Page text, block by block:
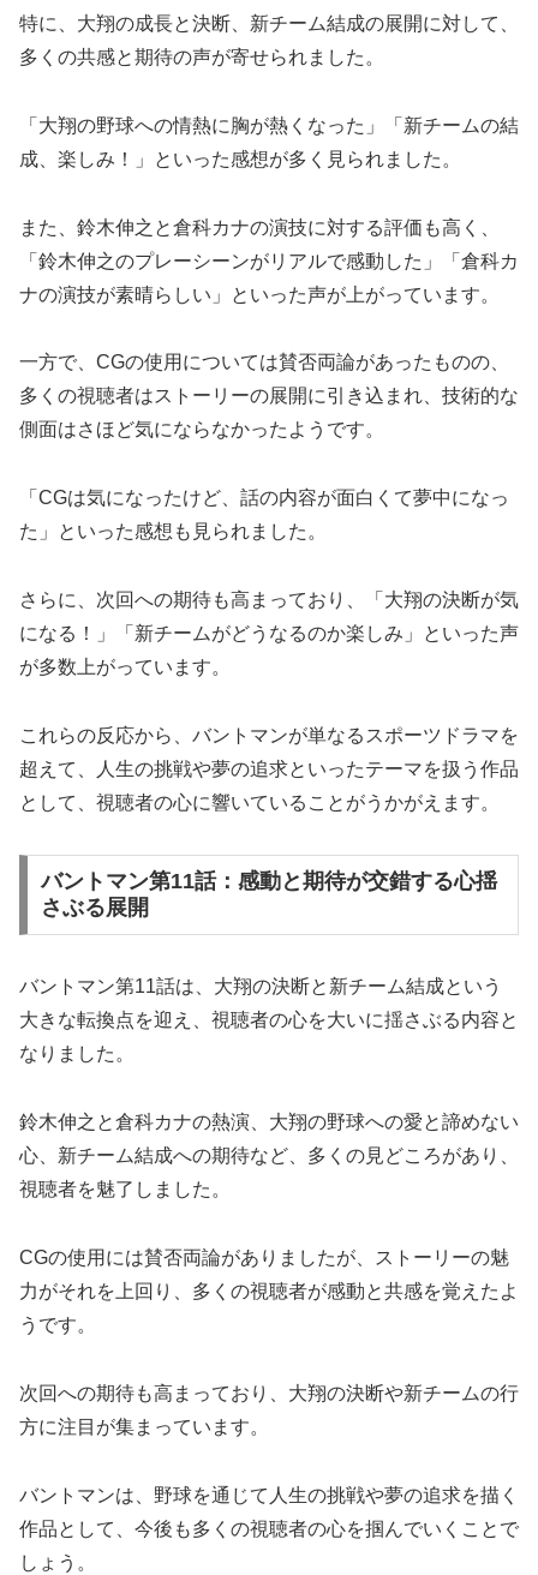
特に、大翔の成長と決断、新チーム結成の展開に対して、
多くの共感と期待の声が寄せられました。
「大翔の野球への情熱に胸が熱くなった」「新チームの結
成、楽しみ！」といった感想が多く見られました。
また、鈴木伸之と倉科カナの演技に対する評価も高く、
「鈴木伸之のプレーシーンがリアルで感動した」「倉科カ
ナの演技が素晴らしい」といった声が上がっています。
一方で、CGの使用については賛否両論があったものの、
多くの視聴者はストーリーの展開に引き込まれ、技術的な
側面はさほど気にならなかったようです。
「CGは気になったけど、話の内容が面白くて夢中になっ
た」といった感想も見られました。
さらに、次回への期待も高まっており、「大翔の決断が気
になる！」「新チームがどうなるのか楽しみ」といった声
が多数上がっています。
これらの反応から、バントマンが単なるスポーツドラマを
超えて、人生の挑戦や夢の追求といったテーマを扱う作品
として、視聴者の心に響いていることがうかがえます。
バントマン第11話：感動と期待が交錯する心揺
さぶる展開
バントマン第11話は、大翔の決断と新チーム結成という
大きな転換点を迎え、視聴者の心を大いに揺さぶる内容と
なりました。
鈴木伸之と倉科カナの熱演、大翔の野球への愛と諦めない
心、新チーム結成への期待など、多くの見どころがあり、
視聴者を魅了しました。
CGの使用には賛否両論がありましたが、ストーリーの魅
力がそれを上回り、多くの視聴者が感動と共感を覚えたよ
うです。
次回への期待も高まっており、大翔の決断や新チームの行
方に注目が集まっています。
バントマンは、野球を通じて人生の挑戦や夢の追求を描く
作品として、今後も多くの視聴者の心を掴んでいくことで
しょう。